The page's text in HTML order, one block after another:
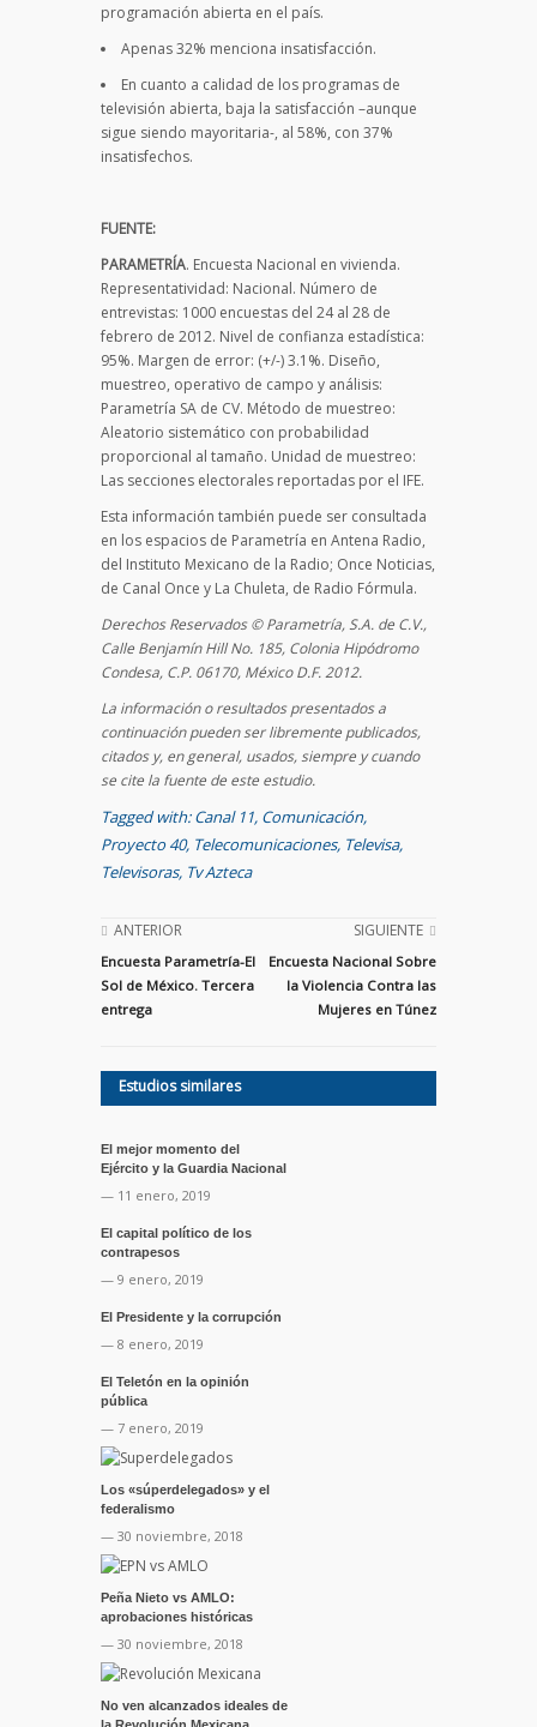
programación abierta en el país.
Apenas 32% menciona insatisfacción.
En cuanto a calidad de los programas de
televisión abierta, baja la satisfacción –aunque
sigue siendo mayoritaria-, al 58%, con 37%
insatisfechos.
FUENTE:
PARAMETRÍA. Encuesta Nacional en vivienda.
Representatividad: Nacional. Número de
entrevistas: 1000 encuestas del 24 al 28 de
febrero de 2012. Nivel de confianza estadística:
95%. Margen de error: (+/-) 3.1%. Diseño,
muestreo, operativo de campo y análisis:
Parametría SA de CV. Método de muestreo:
Aleatorio sistemático con probabilidad
proporcional al tamaño. Unidad de muestreo:
Las secciones electorales reportadas por el IFE.
Esta información también puede ser consultada
en los espacios de Parametría en Antena Radio,
del Instituto Mexicano de la Radio; Once Noticias,
de Canal Once y La Chuleta, de Radio Fórmula.
Derechos Reservados © Parametría, S.A. de C.V.,
Calle Benjamín Hill No. 185, Colonia Hipódromo
Condesa, C.P. 06170, México D.F. 2012.
La información o resultados presentados a
continuación pueden ser libremente publicados,
citados y, en general, usados, siempre y cuando
se cite la fuente de este estudio.
Tagged with: Canal 11, Comunicación,
Proyecto 40, Telecomunicaciones, Televisa,
Televisoras, Tv Azteca
ANTERIOR
Encuesta Parametría-El
Sol de México. Tercera
entrega
SIGUIENTE
Encuesta Nacional Sobre
la Violencia Contra las
Mujeres en Túnez
Estudios similares
El mejor momento del
Ejército y la Guardia Nacional
— 11 enero, 2019
El capital político de los
contrapesos
— 9 enero, 2019
El Presidente y la corrupción
— 8 enero, 2019
El Teletón en la opinión
pública
— 7 enero, 2019
Los «súperdelegados» y el
federalismo
— 30 noviembre, 2018
Peña Nieto vs AMLO:
aprobaciones históricas
— 30 noviembre, 2018
No ven alcanzados ideales de
la Revolución Mexicana